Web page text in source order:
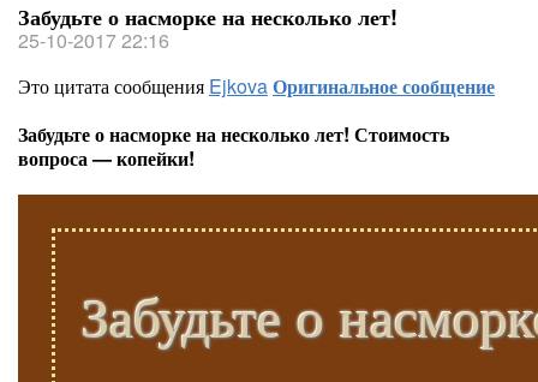
Забудьте о насморке на несколько лет!
25-10-2017 22:16
Это цитата сообщения EjkovaОригинальное сообщение
Забудьте о насморке на несколько лет! Стоимость
вопроса — копейки!
Забудьте о